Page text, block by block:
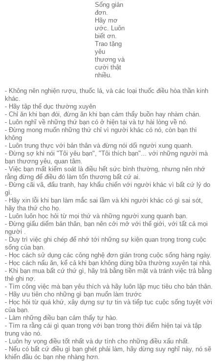
Sống giản
đơn.
Hãy mơ
ước. Luôn
biết ơn.
Trao tặng
yêu
thương và
cười thật
nhiều.
- Không nên nghiện rượu, thuốc lá, và các loại thuốc điều hòa thần kinh
khác.
- Hãy tập thể dục thường xuyên
- Chỉ ăn khi bạn đói, đừng ăn khi bạn cảm thấy buồn hay nhàm chán.
- Luôn nghĩ về những thứ bạn có ở hiện tại và tự hài lòng về nó.
- Đừng mong muốn những thứ chỉ vì người khác có nó, còn bạn thì
không
- Luôn trung thực với bản thân và đừng nói dối người xung quanh.
- Đừng sợ khi nói "Tôi yêu bạn", "Tôi thích bạn"... với những người mà
bạn thương yêu, quan tâm.
- Việc bạn mất kiểm soát là điều hết sức bình thường, nhưng nên nhớ
rằng đừng để điều đó làm tổn thương bất cứ ai.
- Đừng cãi vã, đấu tranh, hay khẩu chiến với người khác vì bất cứ lý do
gì.
- Hãy xin lỗi khi bạn làm mắc sai lầm và khi người khác có gì sai sót,
hãy tha thứ cho họ.
- Luôn luôn học hỏi từ mọi thứ và những người xung quanh bạn.
- Đừng giấu diếm bản thân, bạn nên cởi mở với thế giới, với tất cả mọi
người .
- Duy trì việc ghi chép để nhớ tới những sự kiện quan trọng trong cuộc
sống của bạn.
- Học cách sử dụng các công nghệ đơn giản trong cuộc sống hàng ngày.
- Học cách nấu ăn, kể cả khi bạn không dùng bữa thường xuyên tại nhà.
- Khi bạn mua bất cứ thứ gì, hãy trả bằng tiền mặt và tránh việc trả bằng
thẻ ghi nợ.
- Tìm công việc mà bạn yêu thích và hãy luôn lập mục tiêu cho bản thân.
- Hãy ưu tiên cho những gì bạn muốn làm trước
- Học hỏi từ quá khứ, xây dựng sự tự tin và tiếp tục cuộc sống tuyệt vời
của bạn.
- Làm những điều bạn cảm thấy tự hào.
- Tìm ra rằng cái gì quan trọng với bạn trong thời điểm hiện tại và tập
trung vào nó.
- Luôn hy vọng điều tốt nhất và dự tính cho những điều xấu nhất.
- Nếu có bất cứ điều gì bạn ghét phải làm, hãy dừng suy nghĩ này, nó sẽ
khiến đầu óc bạn nhẹ nhàng hơn.